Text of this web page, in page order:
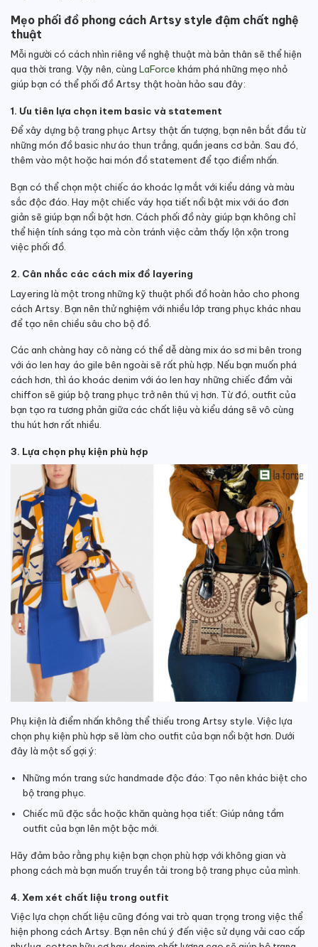
Mẹo phối đồ phong cách Artsy style đậm chất nghệ
thuật
Mỗi người có cách nhìn riêng về nghệ thuật mà bản thân sẽ thể hiện
qua thời trang. Vậy nên, cùng LaForce khám phá những mẹo nhỏ
giúp bạn có thể phối đồ Artsy thật hoàn hảo sau đây:
1. Ưu tiên lựa chọn item basic và statement
Để xây dựng bộ trang phục Artsy thật ấn tượng, bạn nên bắt đầu từ
những món đồ basic như áo thun trắng, quần jeans cơ bản. Sau đó,
thêm vào một hoặc hai món đồ statement để tạo điểm nhấn.
Bạn có thể chọn một chiếc áo khoác lạ mắt với kiểu dáng và màu
sắc độc đáo. Hay một chiếc váy họa tiết nổi bật mix với áo đơn
giản sẽ giúp bạn nổi bật hơn. Cách phối đồ này giúp bạn không chỉ
thể hiện tính sáng tạo mà còn tránh việc cảm thấy lộn xộn trong
việc phối đồ.
2. Cân nhắc các cách mix đồ layering
Layering là một trong những kỹ thuật phối đồ hoàn hảo cho phong
cách Artsy. Bạn nên thử nghiệm với nhiều lớp trang phục khác nhau
để tạo nên chiều sâu cho bộ đồ.
Các anh chàng hay cô nàng có thể dễ dàng mix áo sơ mi bên trong
với áo len hay áo gile bên ngoài sẽ rất phù hợp. Nếu bạn muốn phá
cách hơn, thì áo khoác denim với áo len hay những chiếc đầm vải
chiffon sẽ giúp bộ trang phục trở nên thú vị hơn. Từ đó, outfit của
bạn tạo ra tương phản giữa các chất liệu và kiểu dáng sẽ vô cùng
thu hút hơn rất nhiều.
3. Lựa chọn phụ kiện phù hợp
Phụ kiện là điểm nhấn không thể thiếu trong Artsy style. Việc lựa
chọn phụ kiện phù hợp sẽ làm cho outfit của bạn nổi bật hơn. Dưới
đây là một số gợi ý:
Những món trang sức handmade độc đáo: Tạo nên khác biệt cho
bộ trang phục.
Chiếc mũ đặc sắc hoặc khăn quàng họa tiết: Giúp nâng tầm
outfit của bạn lên một bậc mới.
Hãy đảm bảo rằng phụ kiện bạn chọn phù hợp với không gian và
phong cách mà bạn muốn truyền tải trong bộ trang phục của mình.
4. Xem xét chất liệu trong outfit
Việc lựa chọn chất liệu cũng đóng vai trò quan trọng trong việc thể
hiện phong cách Artsy. Bạn nên chú ý đến việc sử dụng vải cao cấp